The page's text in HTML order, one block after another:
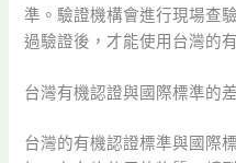
準。驗證機構會進行現場查
過驗證後，才能使用台灣的
台灣有機認證與國際標準的
台灣的有機認證標準與國際